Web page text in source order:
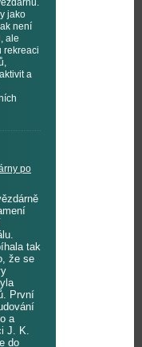
jako
není
ale
rekreaci
a
po
tak
že se
První
a
J. K.
do